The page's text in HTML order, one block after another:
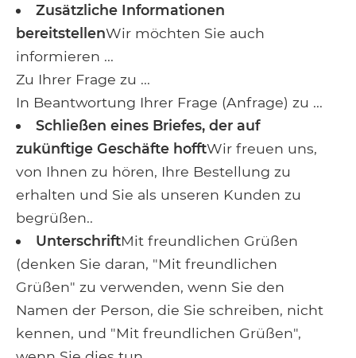
Zusätzliche Informationen
bereitstellenWir möchten Sie auch
informieren ...
Zu Ihrer Frage zu ...
In Beantwortung Ihrer Frage (Anfrage) zu ...
Schließen eines Briefes, der auf
zukünftige Geschäfte hofftWir freuen uns,
von Ihnen zu hören, Ihre Bestellung zu
erhalten und Sie als unseren Kunden zu
begrüßen..
UnterschriftMit freundlichen Grüßen
(denken Sie daran, "Mit freundlichen
Grüßen" zu verwenden, wenn Sie den
Namen der Person, die Sie schreiben, nicht
kennen, und "Mit freundlichen Grüßen",